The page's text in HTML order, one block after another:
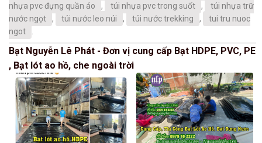
nhựa pvc đựng quần áo
, túi nhựa pvc trong suốt ,
túi nhựa trữ
nước ngọt
, túi nước leo núi , túi nước trekking ,
tui tru nuoc
ngot
Bạt Nguyễn Lê Phát - Đơn vị cung cấp Bạt HDPE, PVC, PE
, Bạt lót ao hồ, che ngoài trời